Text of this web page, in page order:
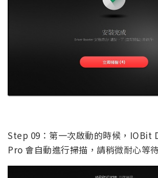
Step 09：第一次啟動的時候，
Pro 會自動進行掃描，請稍微耐心等